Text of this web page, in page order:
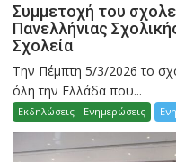
Συμμετοχή του
Πανελλήνιας
Σχολεία
Την Πέμπτη 5/3/2026 το
όλη την Ελλάδα που...
Εκδηλώσεις - Ενημερώσεις